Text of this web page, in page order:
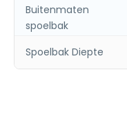
Buitenmaten
spoelbak
Spoelbak Diepte